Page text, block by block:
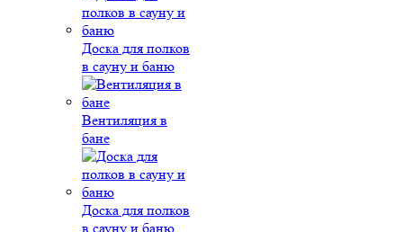
Доска для полков
в сауну и баню
Вентиляция в
бане
Доска для полков
в сауну и баню